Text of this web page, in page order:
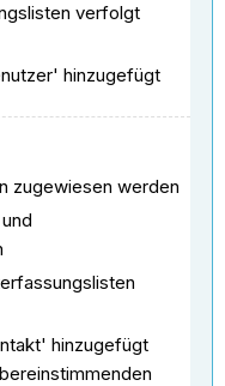
verfolgt
hinzugefügt
zugewiesen werden
hinzugefügt